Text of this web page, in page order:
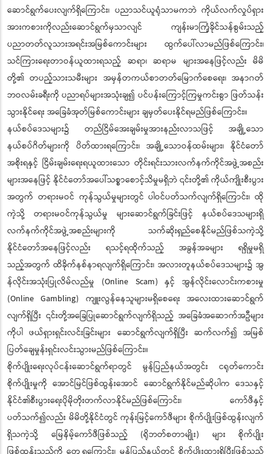
ဆောင်ရွက်ပေးလျက်ရှိကြောင်း၊ ပညာသင်ယူရုံသာမကဘဲ ကိုယ်လက်လှုပ်ရှား
အားကစားကိုလည်းဆောင်ရွက်မှသာလျင် ကျန်းမာကြံ့ခိုင်သန်စွမ်းသည့်
ပညာတတ်လူသားအရင်းအမြစ်ကောင်းများ ထွက်ပေါ်လာမည်ဖြစ်ကြောင်း၊
သင်ကြားရေးတာဝန်ယူထားရသည့် ဆရာ၊ ဆရာမ များအနေဖြင့်လည်း မိမိ
တို့၏ တပည့်သားသမီးများ အမှန်တကယ်စာတတ်မြောက်စေရေး၊ အနာဂတ်
ဘဝလမ်းခရီးကို ပညာရပ်များအသုံးချ၍ ပင်ပန်းကြောင့်ကြမှုကင်းစွာ ဖြတ်သန်း
သွားနိုင်ရေး အခြေခံအုတ်မြစ်ကောင်းများ ချမှတ်ပေးနိုင်ရမည်ဖြစ်ကြောင်း။
နယ်စပ်ဒေသများ၌ တည်ငြိမ်အေးချမ်းမှုအားနည်းလာသဖြင့် အချို့သော
နယ်စပ်ဂိတ်များကို ပိတ်ထားရကြောင်း၊ အချို့သောဝန်ထမ်းများ၊ နိုင်ငံတော်
အစိုးရနှင့် ငြိမ်းချမ်းရေးရယူထားသော တိုင်းရင်းသားလက်နက်ကိုင်အဖွဲ့အစည်း
များအနေဖြင့် နိုင်ငံတော်အပေါ်သစ္စာစောင့်သိမှုမရှိဘဲ ၎င်းတို့၏ ကိုယ်ကျိုးစီးပွား
အတွက် တရားမဝင် ကုန်သွယ်မှုများတွင် ပါဝင်ပတ်သက်လျက်ရှိကြောင်း၊ ထို
ကဲ့သို့ တရားမဝင်ကုန်သွယ်မှု များဆောင်ရွက်ခြင်းဖြင့် နယ်စပ်ဒေသများရှိ
လက်နက်ကိုင်အဖွဲ့အစည်းများကို သက်ဆိုးရှည်စေနိုင်မည်ဖြစ်သကဲ့သို့
နိုင်ငံတော်အနေဖြင့်လည်း ရသင့်ရထိုက်သည့် အခွန်အခများ ရရှိမှုမရှိ
သည့်အတွက် ထိခိုက်နစ်နာရလျက်ရှိကြောင်း၊ အလားတူနယ်စပ်ဒေသများ၌ အွ
န်လိုင်းအသုံးပြုလိမ်လည်မှု (Online Scam) နှင့် အွန်လိုင်းလောင်းကစားမှု
(Online Gambling) ကျူးလွန်နေသူများမရှိစေရေး အလေးထားဆောင်ရွက်
လျက်ရှိပြီး ၎င်းတို့အခြေပြုဆောင်ရွက်လျက်ရှိသည့် အခြေခံအဆောက်အဦများ
ကိုပါ ဖယ်ရှားရှင်းလင်းခြင်းများ ဆောင်ရွက်လျက်ရှိပြီး ဆက်လက်၍ အမြစ်
ပြတ်ချေမှုန်းရှင်းလင်းသွားမည်ဖြစ်ကြောင်း။
စိုက်ပျိုးရေးလုပ်ငန်းဆောင်ရွက်ရာတွင် မွန်ပြည်နယ်အတွင်း ငရုတ်ကောင်း
စိုက်ပျိုးမှုကို အောင်မြင်ဖြစ်ထွန်းအောင် ဆောင်ရွက်နိုင်မည်ဆိုပါက ဒေသနှင့်
နိုင်ငံ၏စီးပွားရေးပိုမိုတိုးတက်လာနိုင်မည်ဖြစ်ကြောင်း၊ ကော်ဖီနှင့်
ပတ်သက်၍လည်း မိမိတို့နိုင်ငံတွင် ကုန်းမြင့်ကော်ဖီများ စိုက်ပျိုးဖြစ်ထွန်းလျက်
ရှိသကဲ့သို့ မြေနိမ့်ကော်ဖီဖြစ်သည့် (ရိုဘတ်စတာမျိုး) များ စိုက်ပျိုး